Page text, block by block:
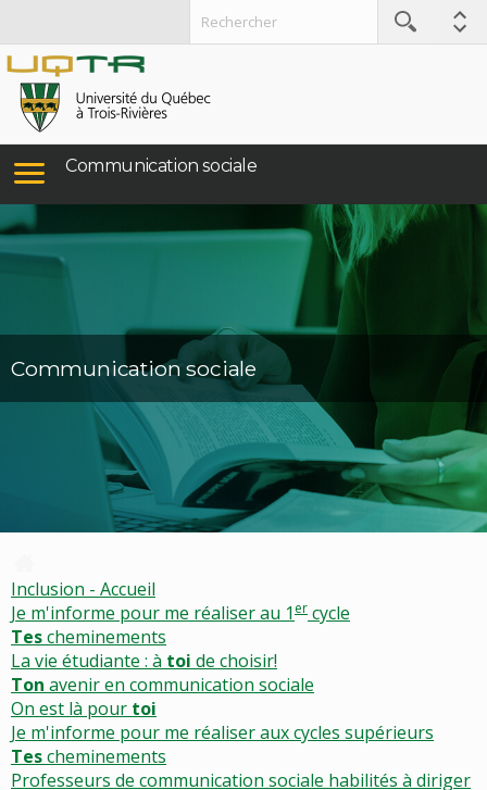
Communication sociale
Communication sociale
Inclusion - Accueil
Je m'informe pour me réaliser au 1 erpremier
cycle
Tescheminements
La vie étudiante : à toi de choisir!
Ton avenir en communication sociale
On est là pour toi
Je m'informe pour me réaliser aux cycles supérieurs
Tescheminements
Professeurs de communication sociale habilités à diriger